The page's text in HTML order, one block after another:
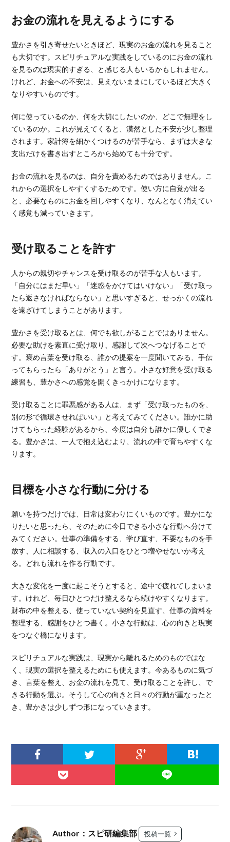
お金の流れを見えるようにする
豊かさを引き寄せたいときほど、現実のお金の流れを見ること
も大切です。スピリチュアルな実践をしているのにお金の流れ
を見るのは現実的すぎる、と感じる人もいるかもしれません。
けれど、お金への不安は、見えないままにしているほど大きく
なりやすいものです。
何に使っているのか、何を大切にしたいのか、どこで無理をし
ているのか。これが見えてくると、漠然とした不安が少し整理
されます。家計簿を細かくつけるのが苦手なら、まずは大きな
支出だけを書き出すところから始めても十分です。
お金の流れを見るのは、自分を責めるためではありません。こ
れからの選択をしやすくするためです。使い方に自覚が出る
と、必要なものにお金を回しやすくなり、なんとなく消えてい
く感覚も減っていきます。
受け取ることを許す
人からの親切やチャンスを受け取るのが苦手な人もいます。
「自分にはまだ早い」「迷惑をかけてはいけない」「受け取っ
たら返さなければならない」と思いすぎると、せっかくの流れ
を遠ざけてしまうことがあります。
豊かさを受け取るとは、何でも欲しがることではありません。
必要な助けを素直に受け取り、感謝して次へつなげることで
す。褒め言葉を受け取る、誰かの提案を一度聞いてみる、手伝
ってもらったら「ありがとう」と言う。小さな好意を受け取る
練習も、豊かさへの感覚を開くきっかけになります。
受け取ることに罪悪感がある人は、まず「受け取ったものを、
別の形で循環させればいい」と考えてみてください。誰かに助
けてもらった経験があるから、今度は自分も誰かに優しくでき
る。豊かさは、一人で抱え込むより、流れの中で育ちやすくな
ります。
目標を小さな行動に分ける
願いを持つだけでは、日常は変わりにくいものです。豊かにな
りたいと思ったら、そのために今日できる小さな行動へ分けて
みてください。仕事の準備をする、学び直す、不要なものを手
放す、人に相談する、収入の入口をひとつ増やせないか考え
る。どれも流れを作る行動です。
大きな変化を一度に起こそうとすると、途中で疲れてしまいま
す。けれど、毎日ひとつだけ整えるなら続けやすくなります。
財布の中を整える、使っていない契約を見直す、仕事の資料を
整理する、感謝をひとつ書く。小さな行動は、心の向きと現実
をつなぐ橋になります。
スピリチュアルな実践は、現実から離れるためのものではな
く、現実の選択を整えるためにも使えます。今あるものに気づ
き、言葉を整え、お金の流れを見て、受け取ることを許し、で
きる行動を選ぶ。そうして心の向きと日々の行動が重なったと
き、豊かさは少しずつ形になっていきます。
Author：スピ研編集部 投稿一覧